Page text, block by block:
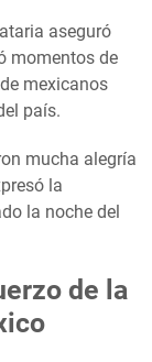
aseguró
momentos de
mexicanos
país.
mucha alegría
la
la noche del
de la